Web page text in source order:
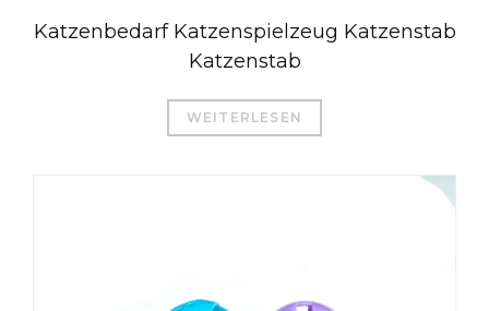
Katzenbedarf Katzenspielzeug Katzenstab
Katzenstab
WEITERLESEN